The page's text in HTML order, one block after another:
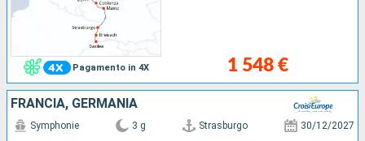
Pagamento in 4X 1 548 €
FRANCIA, GERMANIA
Symphonie 3 g Strasburgo 30/12/2027